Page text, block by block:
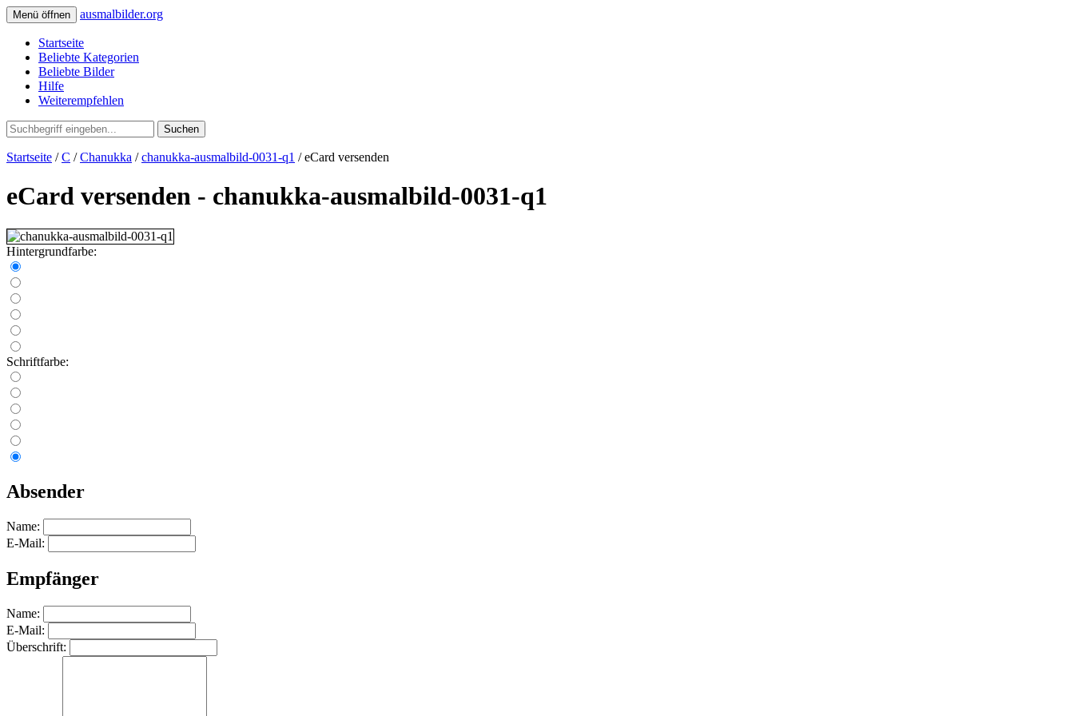
Menü öffnen ausmalbilder.org
Startseite
Beliebte Kategorien
Beliebte Bilder
Hilfe
Weiterempfehlen
Suchen
Startseite /C /Chanukka /chanukka-ausmalbild-0031-q1 / eCard versenden
eCard versenden - chanukka-ausmalbild-0031-q1
Hintergrundfarbe:
Schriftfarbe:
Absender
Name:
E-Mail:
Empfänger
Name:
E-Mail:
Überschrift: